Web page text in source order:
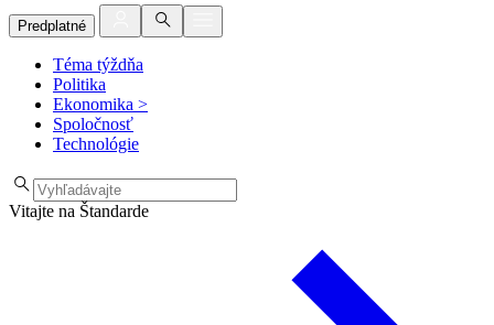
Predplatné
Téma týždňa
Politika
Ekonomika >
Spoločnosť
Technológie
Vitajte na Štandarde